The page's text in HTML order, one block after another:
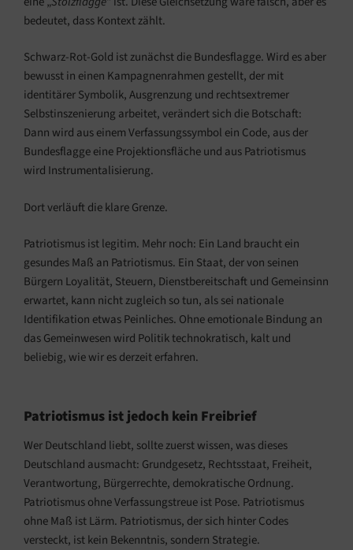
bedeutet, dass Kontext zählt.
Schwarz-Rot-Gold ist zunächst die Bundesflagge. Wird es aber
bewusst in einen Kampagnenrahmen gestellt, der mit
identitärer Symbolik, Ausgrenzung und rechtsextremer
Selbstinszenierung arbeitet, verändert sich die Botschaft:
Dann wird aus einem Verfassungssymbol ein Code, aus der
Bundesflagge eine Projektionsfläche und aus Patriotismus
wird Instrumentalisierung.
Dort verläuft die klare Grenze.
Patriotismus ist legitim. Mehr noch: Ein Land braucht ein
gesundes Maß an Patriotismus. Ein Staat, der von seinen
Bürgern Loyalität, Steuern, Dienstbereitschaft und Gemeinsinn
erwartet, kann nicht zugleich so tun, als sei nationale
Identifikation etwas Peinliches. Ohne emotionale Bindung an
das Gemeinwesen wird Politik technokratisch, kalt und
beliebig, wie wir es derzeit erfahren.
Patriotismus ist jedoch kein Freibrief
Wer Deutschland liebt, sollte zuerst wissen, was dieses
Deutschland ausmacht: Grundgesetz, Rechtsstaat, Freiheit,
Verantwortung, Bürgerrechte, demokratische Ordnung.
Patriotismus ohne Verfassungstreue ist Pose. Patriotismus
ohne Maß ist Lärm. Patriotismus, der sich hinter Codes
versteckt, ist kein Bekenntnis, sondern Strategie.